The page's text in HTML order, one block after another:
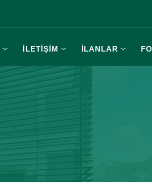
İLETİŞİM İLANLAR